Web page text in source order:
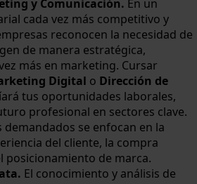
y Comunicación. En un
cada vez más competitivo y
reconocen la necesidad de
de manera estratégica,
más en marketing. Cursar
Digital o Dirección de
tus oportunidades laborales,
profesional en sectores clave.
demandados se enfocan en la
del cliente, la compra
posicionamiento de marca.
El conocimiento y análisis de